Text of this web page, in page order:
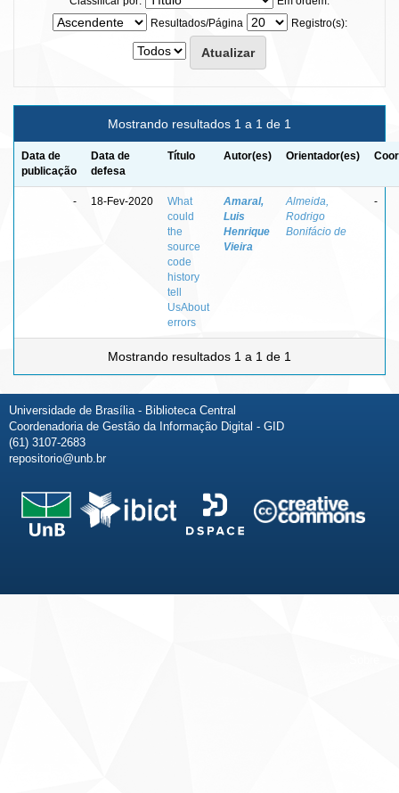
Resultados/Página
Registro(s):
Mostrando resultados 1 a 1 de 1
Data de
publicação
Data de
defesa
Título Autor(es) Orientador(es)
- 18-Fev-2020
What
could
the
source
code
history
tell
UsAbout
errors
Amaral,
Luis
Henrique
Vieira
Almeida,
Rodrigo
Bonifácio de
-
Mostrando resultados 1 a 1 de 1
Universidade de Brasília - Biblioteca Central
Coordenadoria de Gestão da Informação Digital - GID
(61) 3107-2683
repositorio@unb.br